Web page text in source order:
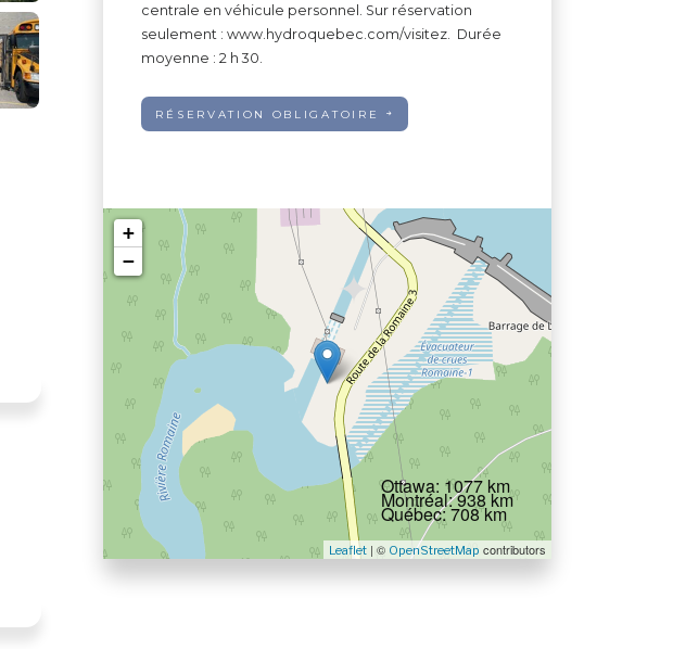
centrale en véhicule personnel. Sur réservation
seulement : www.hydroquebec.com/visitez. Durée
moyenne : 2 h 30.
RÉSERVATION OBLIGATOIRE
+
−
Leaflet | © OpenStreetMap contributors
Ottawa: 1077 km
Montréal: 938 km
Québec: 708 km